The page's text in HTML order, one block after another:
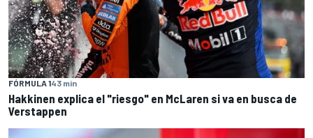
FÓRMULA 143 min
Hakkinen explica el "riesgo" en McLaren si va en busca de
Verstappen